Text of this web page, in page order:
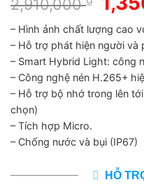
2,910,000
gốc
là:
– Hình ảnh chất lượng cao
– Hỗ trợ phát hiện người và
– Smart Hybrid Light: công
– Công nghệ nén H.265+
– Hỗ trợ bộ nhớ trong lên
chọn)
– Tích hợp Micro.
– Chống nước và bụi (IP67)
HỖ